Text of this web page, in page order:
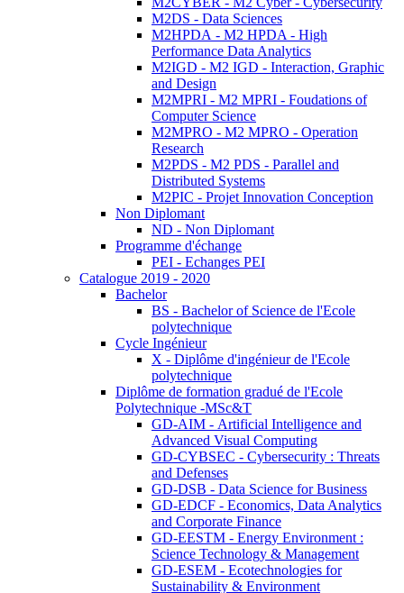
M2DS - Data Sciences
M2HPDA - M2 HPDA - High
Performance Data Analytics
M2IGD - M2 IGD - Interaction, Graphic
and Design
M2MPRI - M2 MPRI - Foudations of
Computer Science
M2MPRO - M2 MPRO - Operation
Research
M2PDS - M2 PDS - Parallel and
Distributed Systems
M2PIC - Projet Innovation Conception
Non Diplomant
ND - Non Diplomant
Programme d'échange
PEI - Echanges PEI
Catalogue 2019 - 2020
Bachelor
BS - Bachelor of Science de l'Ecole
polytechnique
Cycle Ingénieur
X - Diplôme d'ingénieur de l'Ecole
polytechnique
Diplôme de formation gradué de l'Ecole
Polytechnique -MSc&T
GD-AIM - Artificial Intelligence and
Advanced Visual Computing
GD-CYBSEC - Cybersecurity : Threats
and Defenses
GD-DSB - Data Science for Business
GD-EDCF - Economics, Data Analytics
and Corporate Finance
GD-EESTM - Energy Environment :
Science Technology & Management
GD-ESEM - Ecotechnologies for
Sustainability & Environment